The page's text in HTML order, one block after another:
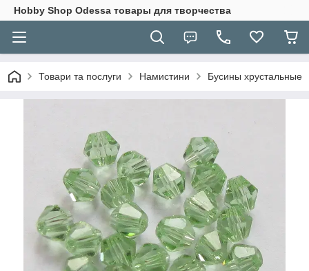
Hobbу Shop Odessa товары для творчества
Товари та послуги Намистини Бусины хрустальные